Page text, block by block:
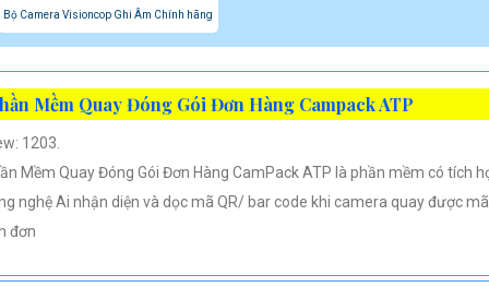
Bộ Camera Visioncop Ghi Âm Chính hãng
Mềm Quay Đóng Gói Đơn Hàng Campack ATP
1203.
Mềm Quay Đóng Gói Đơn Hàng CamPack ATP là phần mềm có tích
nghệ Ai nhận diện và dọc mã QR/ bar code khi camera quay được mã
đơn